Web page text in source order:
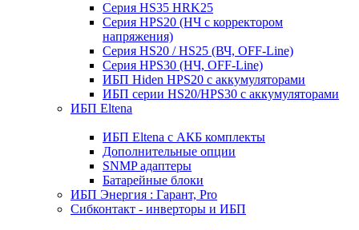
Серия HS35 HRK25
Серия HPS20 (НЧ с корректором
напряжения)
Серия HS20 / HS25 (ВЧ, OFF-Line)
Серия HPS30 (НЧ, OFF-Line)
ИБП Hiden HPS20 с аккумуляторами
ИБП серии HS20/HPS30 с аккумуляторами
ИБП Eltena
ИБП Eltena с АКБ комплекты
Дополнительные опции
SNMP адаптеры
Батарейные блоки
ИБП Энергия : Гарант, Pro
Сибконтакт - инверторы и ИБП